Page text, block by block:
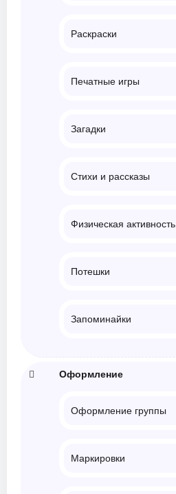
Раскраски
Печатные игры
Загадки
Стихи и рассказы
Физическая активность
Потешки
Запоминайки
Оформление
Оформление группы
Маркировки